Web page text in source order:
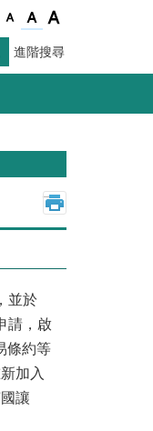
進階搜尋
_
並於
請，啟
條約等
加入
讓